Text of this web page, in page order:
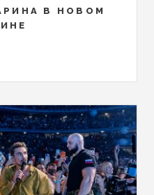
В НОВОМ